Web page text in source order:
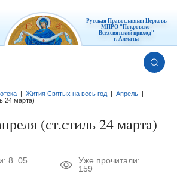
Русская Православная Церковь
МПРО "Покровско-
Всехсвятский приход"
г. Алматы
Жития Святых на весь год| Апрель
24 марта)
(ст.стиль 24 марта)
8. 05.
Уже прочитали:
159